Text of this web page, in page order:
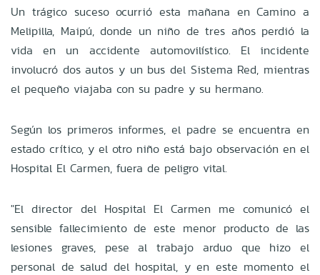
Un trágico suceso ocurrió esta mañana en Camino a
Melipilla, Maipú, donde un niño de tres años perdió la
vida en un accidente automovilístico. El incidente
involucró dos autos y un bus del Sistema Red, mientras
el pequeño viajaba con su padre y su hermano.
Según los primeros informes, el padre se encuentra en
estado crítico, y el otro niño está bajo observación en el
Hospital El Carmen, fuera de peligro vital.
"El director del Hospital El Carmen me comunicó el
sensible fallecimiento de este menor producto de las
lesiones graves, pese al trabajo arduo que hizo el
personal de salud del hospital, y en este momento el